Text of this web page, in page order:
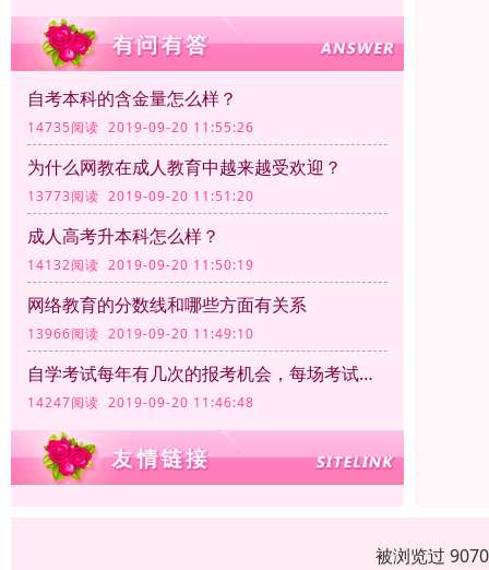
自考本科的含金量怎么样？
14735阅读 2019-09-20 11:55:26
为什么网教在成人教育中越来越受欢迎？
13773阅读 2019-09-20 11:51:20
成人高考升本科怎么样？
14132阅读 2019-09-20 11:50:19
网络教育的分数线和哪些方面有关系
13966阅读 2019-09-20 11:49:10
自学考试每年有几次的报考机会，每场考试的时间和满分分别是多少
14247阅读 2019-09-20 11:46:48
被浏览过